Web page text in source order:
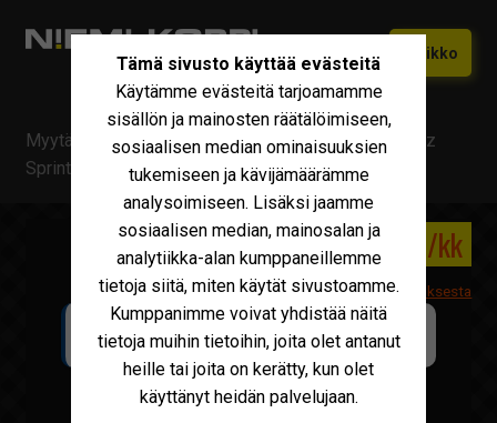
Siirry
Siirry
Valikko
Vaihtokoneet
valikko
Uudet Ivecot
tason
Iveco Huolto
Iveco Varaosat
Myytävä kalusto/Mercedes-Benz/Mercedes-Benz
Sprinter 316 Huoltoauto
26 215 € 460 €/kk
Lisätietoa leasingrahoituksesta
LAAJENNETTU TAKUUTURVA SAATAVILLA
NIEMI-KORPI Turva HOPEA
Tämä sivusto käyttää evästeitä
Käytämme evästeitä tarjoamamme
sisällön ja mainosten räätälöimiseen,
sosiaalisen median ominaisuuksien
tukemiseen ja kävijämäärämme
analysoimiseen. Lisäksi jaamme
sosiaalisen median, mainosalan ja
analytiikka-alan kumppaneillemme
tietoja siitä, miten käytät sivustoamme.
Kumppanimme voivat yhdistää näitä
tietoja muihin tietoihin, joita olet antanut
heille tai joita on kerätty, kun olet
käyttänyt heidän palvelujaan.